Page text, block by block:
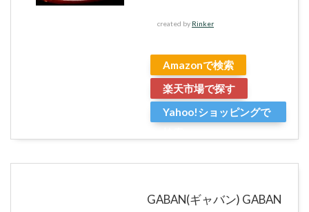
created by Rinker
Amazonで検索
楽天市場で探す
Yahoo!ショッピングで
GABAN(ギャバン) GABAN